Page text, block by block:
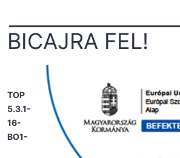
BICAJRA FEL!
TOP
5.3.1-
16-
BO1-